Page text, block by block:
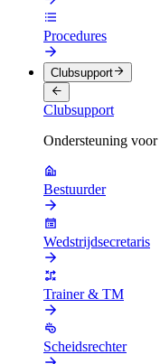
Procedures
Clubsupport
Clubsupport
Ondersteuning
Bestuurder
Wedstrijdsecretaris
Trainer & TM
Scheidsrechter